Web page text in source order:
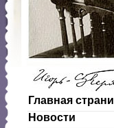
Главная
Новости